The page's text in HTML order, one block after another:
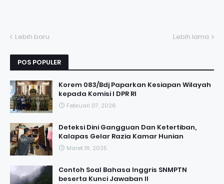
Lebih baru Lebih lama
POS POPULER
Korem 083/Bdj Paparkan Kesiapan Wilayah
kepada Komisi I DPR RI
Februari 07, 2026
Deteksi Dini Gangguan Dan Ketertiban,
Kalapas Gelar Razia Kamar Hunian
Maret 16, 2025
Contoh Soal Bahasa Inggris SNMPTN
beserta Kunci Jawaban II